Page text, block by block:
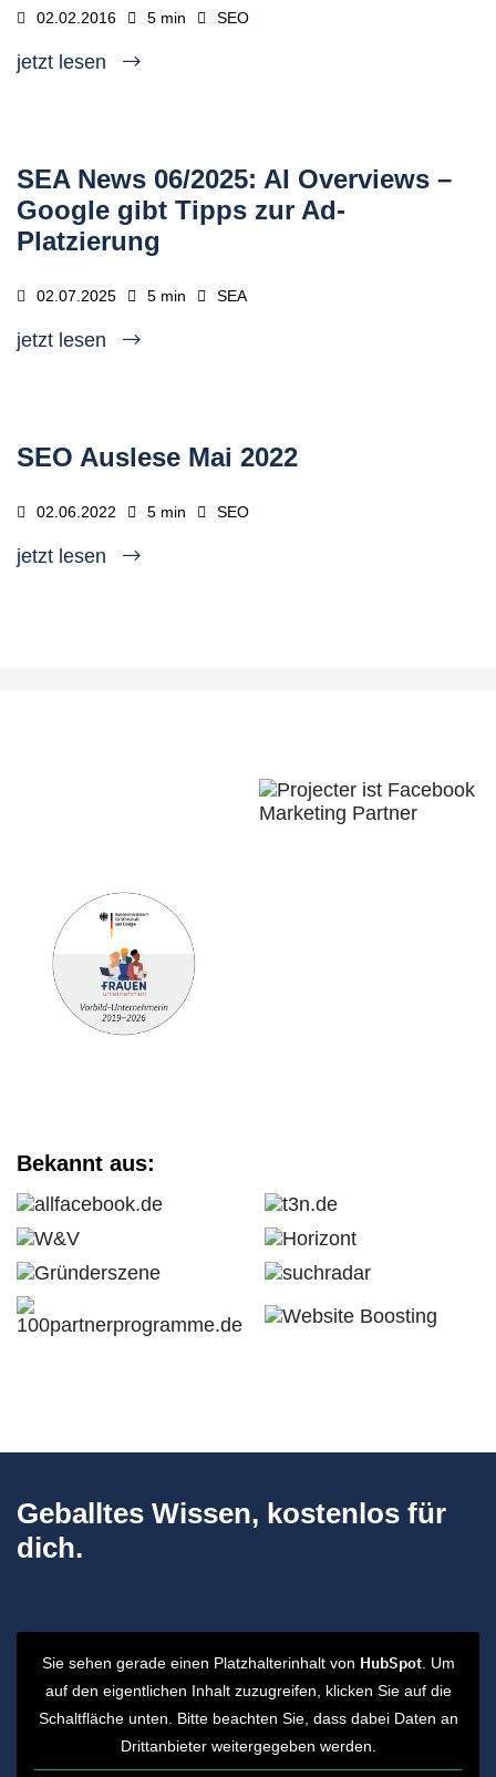
02.02.2016 5 min SEO
jetzt lesen
SEA News 06/2025: AI Overviews –
Google gibt Tipps zur Ad-
Platzierung
02.07.2025 5 min SEA
jetzt lesen
SEO Auslese Mai 2022
02.06.2022 5 min SEO
jetzt lesen
Bekannt aus:
Geballtes Wissen, kostenlos für
dich.
Sie sehen gerade einen Platzhalterinhalt von HubSpot. Um
auf den eigentlichen Inhalt zuzugreifen, klicken Sie auf die
Schaltfläche unten. Bitte beachten Sie, dass dabei Daten an
Drittanbieter weitergegeben werden.